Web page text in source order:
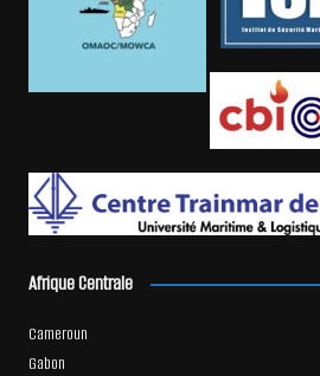
Afrique Centrale
Cameroun
Gabon